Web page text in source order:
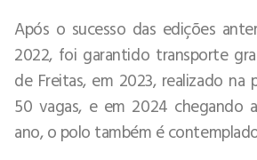
Após o sucesso das edições
2022, foi garantido transporte
de Freitas, em 2023, realizado na
50 vagas, e em 2024 chegando
ano, o polo também é